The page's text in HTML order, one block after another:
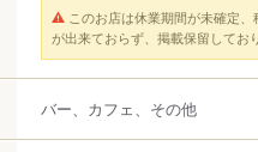
このお店は休業期間が未確定
が出来ておらず、掲載保留してお
バー、カフェ、その他